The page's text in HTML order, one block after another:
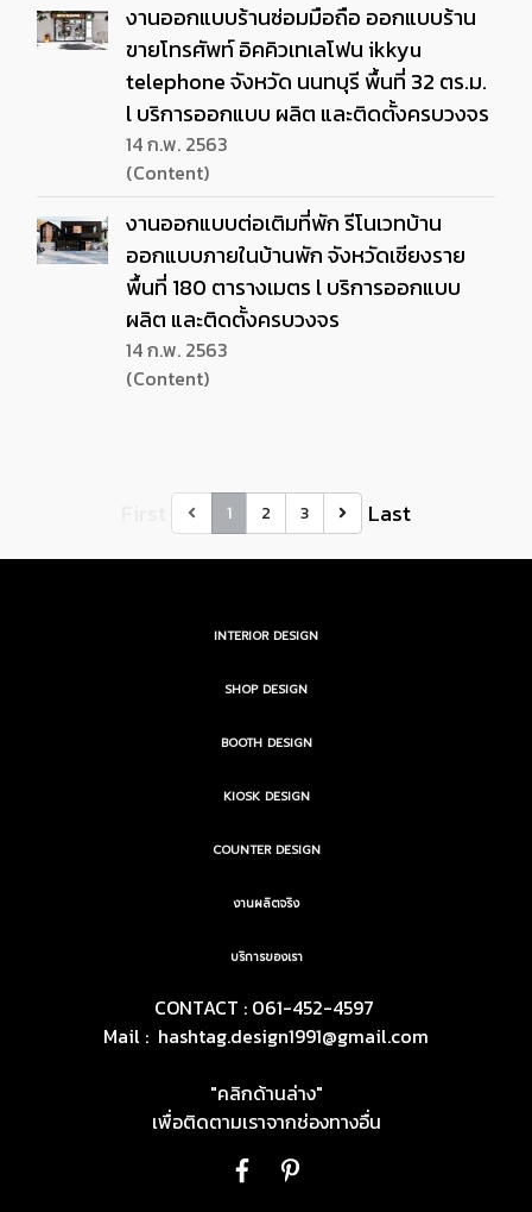
งานออกแบบร้านซ่อมมือถือ ออกแบบร้าน
ขายโทรศัพท์ อิคคิวเทเลโฟน ikkyu
telephone จังหวัด นนทบุรี พื้นที่ 32 ตร.ม.
l บริการออกแบบ ผลิต และติดตั้งครบวงจร
14 ก.พ. 2563
(Content)
งานออกแบบต่อเติมที่พัก รีโนเวทบ้าน
ออกแบบภายในบ้านพัก จังหวัดเชียงราย
พื้นที่ 180 ตารางเมตร l บริการออกแบบ
ผลิต และติดตั้งครบวงจร
14 ก.พ. 2563
(Content)
1 2 3 Last
INTERIOR DESIGN
SHOP DESIGN
BOOTH DESIGN
KIOSK DESIGN
COUNTER DESIGN
งานผลิตจริง
บริการของเรา
CONTACT : 061-452-4597
Mail : hashtag.design1991@gmail.com
"คลิกด้านล่าง"
เพื่อติดตามเราจากช่องทางอื่น